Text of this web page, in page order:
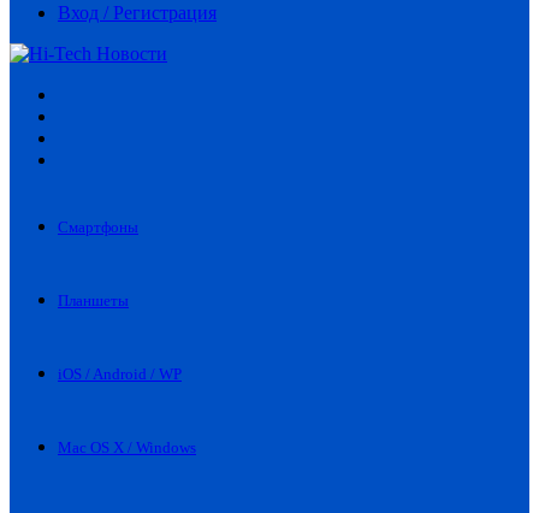
статья
Вход / Регистрация
Смартфоны
Планшеты
iOS / Android / WP
Mac OS X / Windows